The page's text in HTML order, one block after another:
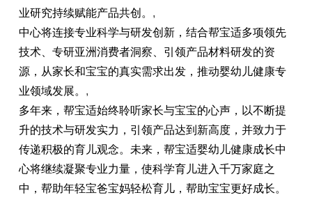
业研究持续赋能产品共创。 ,
中心将连接专业科学与研发创新，结合帮宝适多项领先
技术、专研亚洲消费者洞察、引领产品材料研发的资
源，从家长和宝宝的真实需求出发，推动婴幼儿健康专
业领域发展。 ,
多年来，帮宝适始终聆听家长与宝宝的心声，以不断提
升的技术与研发实力，引领产品达到新高度，并致力于
传递积极的育儿观念。未来，帮宝适婴幼儿健康成长中
心将继续凝聚专业力量，使科学育儿进入千万家庭之
中，帮助年轻宝爸宝妈轻松育儿，帮助宝宝更好成长。